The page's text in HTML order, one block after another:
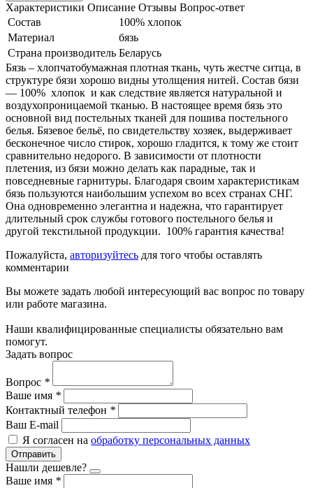
Характеристики Описание Отзывы Вопрос-ответ
Состав
100% хлопок
Материал
бязь
Страна производитель Беларусь
Бязь – хлопчатобумажная плотная ткань, чуть жестче ситца, в
структуре бязи хорошо видны утолщения нитей. Состав бязи
― 100% хлопок и как следствие является натуральной и
воздухопроницаемой тканью. В настоящее время бязь это
основной вид постельных тканей для пошива постельного
белья. Бязевое бельё, по свидетельству хозяек, выдерживает
бесконечное число стирок, хорошо гладится, к тому же стоит
сравнительно недорого. В зависимости от плотности
плетения, из бязи можно делать как парадные, так и
повседневные гарнитуры. Благодаря своим характеристикам
бязь пользуются наибольшим успехом во всех странах СНГ.
Она одновременно элегантна и надежна, что гарантирует
длительный срок службы готового постельного белья и
другой текстильной продукции. 100% гарантия качества!
Пожалуйста, авторизуйтесь для того чтобы оставлять
комментарии
Вы можете задать любой интересующий вас вопрос по товару
или работе магазина.
Наши квалифицированные специалисты обязательно вам
помогут.
Задать вопрос
Вопрос *
Ваше имя *
Контактный телефон *
Ваш E-mail
Я согласен на обработку персональных данных
Отправить
Нашли дешевле?
Ваше имя *